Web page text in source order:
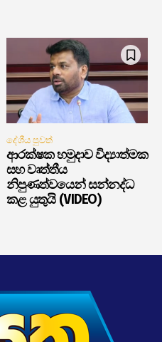
දේශීය පුවත්
ආරක්ෂක හමුදාව විද්‍යාත්මක
සහ වෘත්තීය
නිපුණත්වයෙන් සන්නද්ධ
කළ යුතුයි (VIDEO)